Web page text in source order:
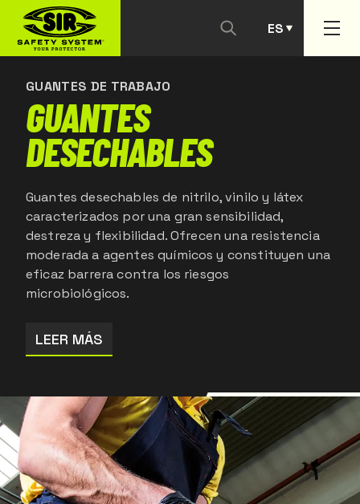
ES
PT
GUANTES DE TRABAJO
GUANTES
DESECHABLES
Guantes desechables de nitrilo, vinilo y látex
caracterizados por una gran sensibilidad,
destreza y flexibilidad. Ofrecen una resistencia
moderada a agentes químicos y constituyen una
eficaz barrera contra los riesgos
microbiológicos.
LEER MÁS
CONTACTANOS